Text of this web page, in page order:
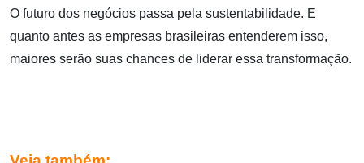
O futuro dos negócios passa pela sustentabilidade. E
quanto antes as empresas brasileiras entenderem isso,
maiores serão suas chances de liderar essa transformação.